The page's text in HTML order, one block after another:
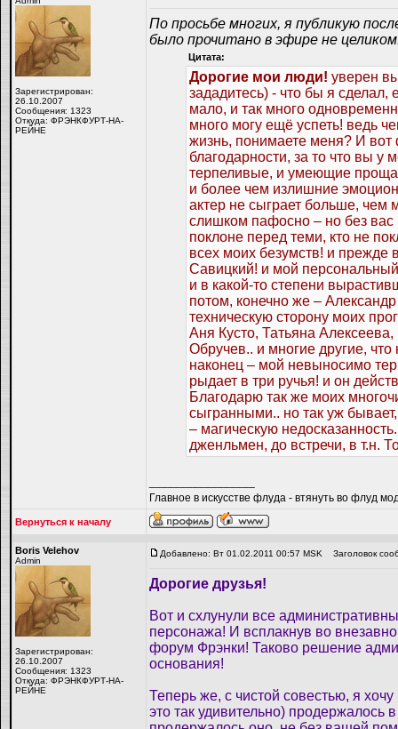
Зарегистрирован:
26.10.2007
Сообщения: 1323
Откуда: ФРЭНКФУРТ-НА-
РЕЙНЕ
По просьбе многих, я публикую
было прочитано в эфире не
Цитата:
Дорогие мои люди! уверен
зададитесь) - что бы я сделал,
мало, и так много
много могу ещё успеть! ведь
жизнь, понимаете меня? И вот
благодарности, за то что вы
терпеливые, и умеющие
и более чем излишние
актер не сыграет больше, чем
слишком пафосно – но без вас
поклоне перед теми, кто не
всех моих безумств! и
Савицкий! и мой
и в какой-то степени
потом, конечно же –
техническую сторону моих
Аня Кусто, Татьяна
Обручев.. и многие другие,
наконец – мой невыносимо
рыдает в три ручья! и он
Благодарю так же моих
сыгранными.. но так уж бывает,
– магическую
дженльмен, до встречи, в т.н.
Главное в искусстве флуда - втянуть во флуд
Вернуться к началу
Boris Velehov
Admin
Зарегистрирован:
26.10.2007
Сообщения: 1323
Откуда: ФРЭНКФУРТ-НА-
РЕЙНЕ
Добавлено: Вт 01.02.2011 00:57 MSK Заголовок
Дорогие друзья!
Вот и схлунули все
персонажа! И всплакнув во
форум Фрэнки! Таково решение
основания!
Теперь же, с чистой совестью, я
это так удивительно)